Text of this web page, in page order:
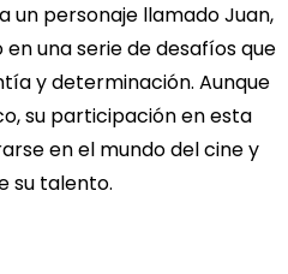
un personaje llamado Juan,
una serie de desafíos que
y determinación. Aunque
su participación en esta
en el mundo del cine y
su talento.